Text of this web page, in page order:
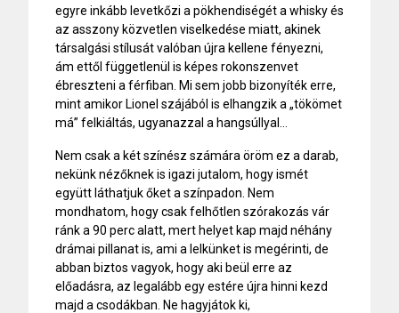
egyre inkább levetkőzi a pökhendiségét a whisky és
az asszony közvetlen viselkedése miatt, akinek
társalgási stílusát valóban újra kellene fényezni,
ám ettől függetlenül is képes rokonszenvet
ébreszteni a férfiban. Mi sem jobb bizonyíték erre,
mint amikor Lionel szájából is elhangzik a „tökömet
má” felkiáltás, ugyanazzal a hangsúllyal…
Nem csak a két színész számára öröm ez a darab,
nekünk nézőknek is igazi jutalom, hogy ismét
együtt láthatjuk őket a színpadon. Nem
mondhatom, hogy csak felhőtlen szórakozás vár
ránk a 90 perc alatt, mert helyet kap majd néhány
drámai pillanat is, ami a lelkünket is megérinti, de
abban biztos vagyok, hogy aki beül erre az
előadásra, az legalább egy estére újra hinni kezd
majd a csodákban. Ne hagyjátok ki,